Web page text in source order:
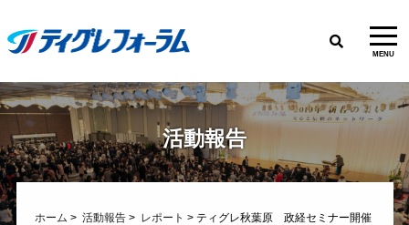
MENU
活動報告
ホーム > 活動報告> レポート > ティグレ秋葉原 政経セミナー開催